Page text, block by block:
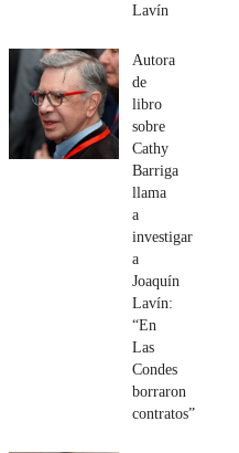
Lavín
Autora
de
libro
sobre
Cathy
Barriga
llama
a
investigar
a
Joaquín
Lavín:
“En
Las
Condes
borraron
contratos”